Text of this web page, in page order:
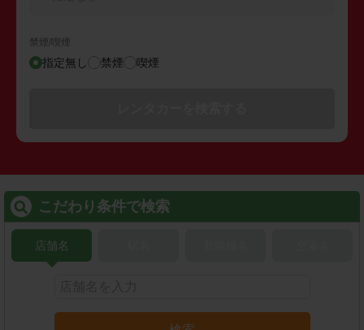
禁煙/喫煙
指定無し 禁煙 喫煙
こだわり条件で検索
店舗名